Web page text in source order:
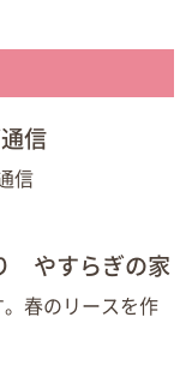
信
信
やすらぎの家
春のリースを作